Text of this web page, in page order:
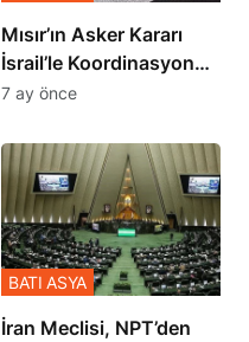
Mısır’ın Asker Kararı
İsrail’le Koordinasyon
İçinde Gerçekleşmiş
7 ay önce
İran Meclisi, NPT’den
BATI ASYA